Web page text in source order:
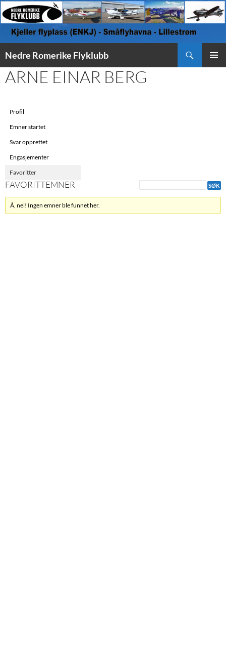
Nedre Romerike Flyklubb
TIL
INNHOLD
ARNE EINAR BERG
Profil
Emner startet
Svar opprettet
Engasjementer
Favoritter
FAVORITTEMNER
Å, nei! Ingen emner ble funnet her.